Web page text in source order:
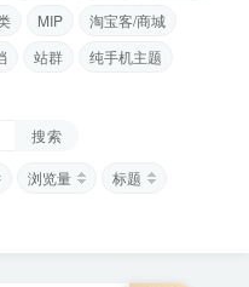
MIP
淘宝客/商城
站群
纯手机主题
搜索
浏览量
标题